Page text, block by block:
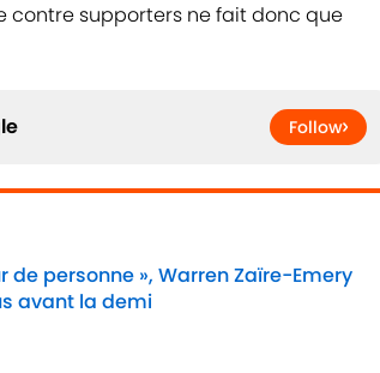
contre supporters ne fait donc que
Follow
de personne », Warren Zaïre-Emery
avant la demi